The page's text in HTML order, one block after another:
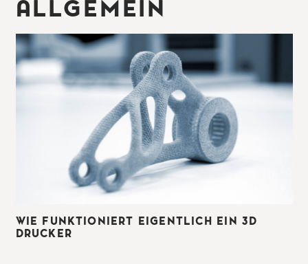
ALLGEMEIN
WIE FUNKTIONIERT EIGENTLICH EIN 3D
DRUCKER